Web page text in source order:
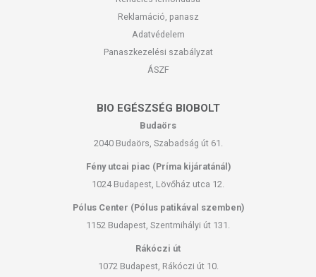
Reklamáció, panasz
Adatvédelem
Panaszkezelési szabályzat
ÁSZF
BIO EGÉSZSÉG BIOBOLT
Budaörs
2040 Budaörs, Szabadság út 61.
Fény utcai piac (Príma kijáratánál)
1024 Budapest, Lövőház utca 12.
Pólus Center (Pólus patikával szemben)
1152 Budapest, Szentmihályi út 131.
Rákóczi út
1072 Budapest, Rákóczi út 10.